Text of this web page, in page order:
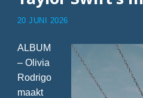
20 JUNI 2026
ALBUM
– Olivia
Rodrigo
maakt